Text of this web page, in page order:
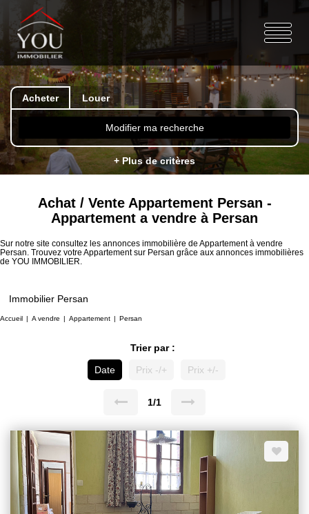
Acheter Louer
Modifier ma recherche
+ Plus de critères
Achat / Vente Appartement Persan -
Appartement a vendre à Persan
Sur notre site consultez les annonces immobilière de Appartement à vendre
Persan. Trouvez votre Appartement sur Persan grâce aux annonces immobilières
de YOU IMMOBILIER.
Immobilier Persan
Accueil A vendre Appartement Persan
Trier par :
Date
Prix -/+ Prix +/-
1/1